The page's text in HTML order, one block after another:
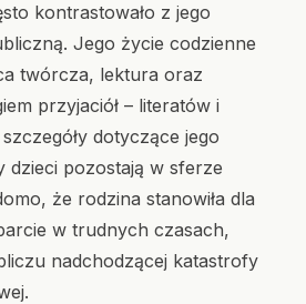
kontrastowało z jego
Jego życie codzienne
twórcza, lektura oraz
przyjaciół – literatów i
dotyczące jego
dzieci pozostają w sferze
że rodzina stanowiła dla
w trudnych czasach,
nadchodzącej katastrofy